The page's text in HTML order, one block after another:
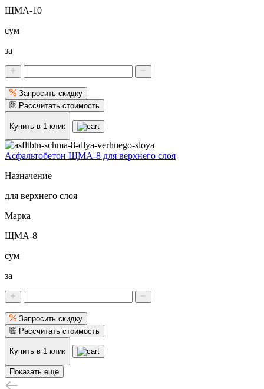
ЩМА-10
сум
за
Запросить скидку
Рассчитать стоимость
Купить в 1 клик
Асфальтобетон ЩМА-8 для верхнего слоя
Назначение
для верхнего слоя
Марка
ЩМА-8
сум
за
Запросить скидку
Рассчитать стоимость
Купить в 1 клик
Показать еще